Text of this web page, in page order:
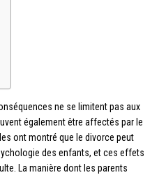
ne se limitent pas aux
également être affectés par le
ont montré que le divorce peut
des enfants, et ces effets
La manière dont les parents